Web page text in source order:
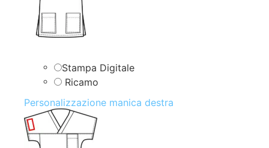
Stampa Digitale
Ricamo
Personalizzazione manica destra